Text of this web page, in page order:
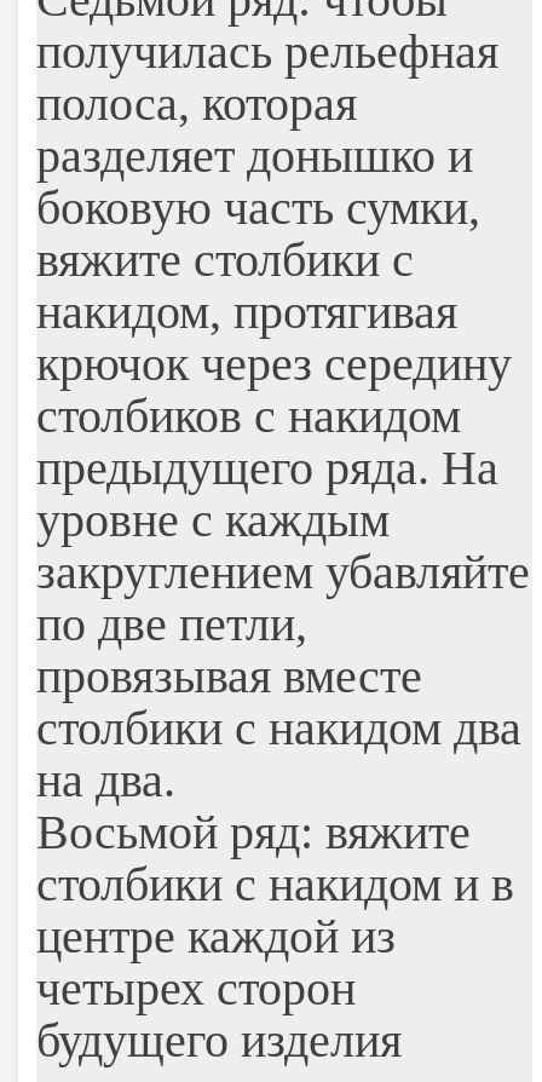
получилась рельефная
полоса, которая
разделяет донышко и
боковую часть сумки,
вяжите столбики с
накидом, протягивая
крючок через середину
столбиков с накидом
предыдущего ряда. На
уровне с каждым
закруглением убавляйте
по две петли,
провязывая вместе
столбики с накидом два
на два.
Восьмой ряд: вяжите
столбики с накидом и в
центре каждой из
четырех сторон
будущего изделия